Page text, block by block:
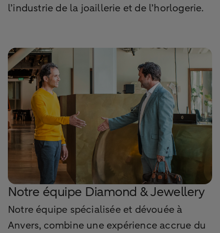
l’industrie de la joaillerie et de l’horlogerie.
Notre équipe Diamond & Jewellery
Notre équipe spécialisée et dévouée à
Anvers, combine une expérience accrue du